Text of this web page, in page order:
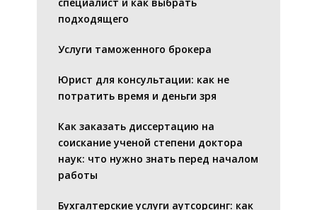
подходящего
Услуги таможенного брокера
Юрист для консультации: как не
потратить время и деньги зря
Как заказать диссертацию на
соискание ученой степени доктора
наук: что нужно знать перед началом
работы
Бухгалтерские услуги аутсорсинг: как